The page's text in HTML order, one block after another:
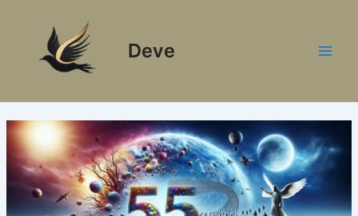
contenido
Deve